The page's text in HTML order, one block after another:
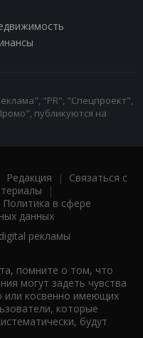
"PR", "Спецпроект",
публикуются на
Редакция | Связаться с
|
Политика в сфере
данных
рекламы
помните о том, что
могут задеть чувства
или косвенно имеющих
которые
будут